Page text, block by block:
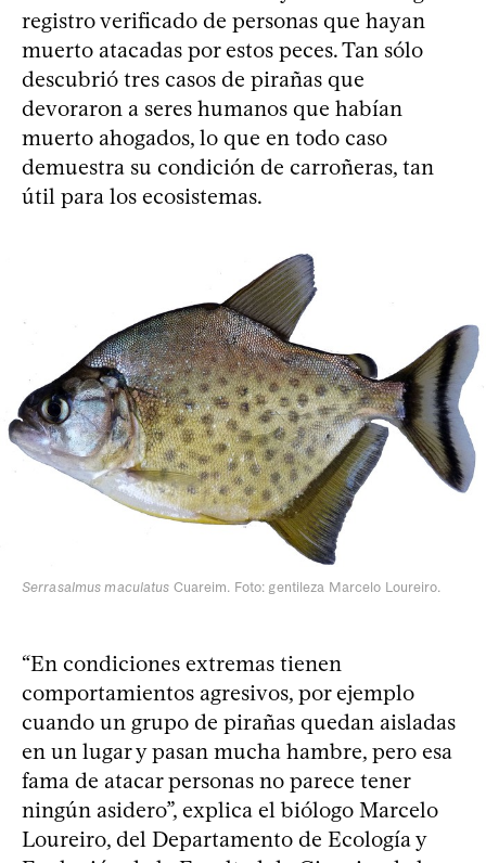
registro verificado de personas que hayan
muerto atacadas por estos peces. Tan sólo
descubrió tres casos de pirañas que
devoraron a seres humanos que habían
muerto ahogados, lo que en todo caso
demuestra su condición de carroñeras, tan
útil para los ecosistemas.
Serrasalmus maculatus Cuareim. Foto: gentileza Marcelo Loureiro.
“En condiciones extremas tienen
comportamientos agresivos, por ejemplo
cuando un grupo de pirañas quedan aisladas
en un lugar y pasan mucha hambre, pero esa
fama de atacar personas no parece tener
ningún asidero”, explica el biólogo Marcelo
Loureiro, del Departamento de Ecología y